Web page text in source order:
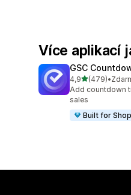
Více aplikací
GSC
4,9z 5 hvězd
(479)
Celkový počet
•
Add countdown
sales
Built for